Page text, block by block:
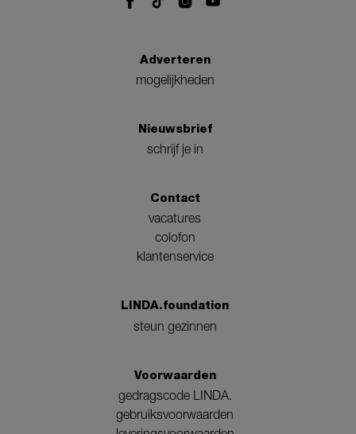
Adverteren
mogelijkheden
Nieuwsbrief
schrijf je in
Contact
vacatures
colofon
klantenservice
LINDA.foundation
steun gezinnen
Voorwaarden
gedragscode LINDA.
gebruiksvoorwaarden